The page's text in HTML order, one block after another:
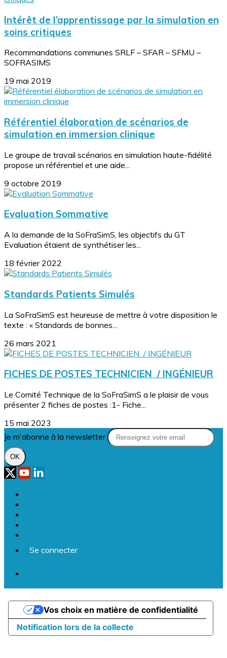
Intérêt de l’apprentissage par la simulation en
soins critiques
Recommandations communes SRLF – SFAR – SFMU –
SOFRASIMS
19 mai 2019
Référentiel élaboration de scénarios de
simulation en immersion clinique
Le groupe de travail scénarios en simulation haute-fidélité
propose un référentiel et une aide...
9 octobre 2019
Evaluation Sommative
A la demande de la SoFraSimS, les objectifs du GT
Evaluation étaient de synthétiser les...
18 février 2022
Standards Patients Simulés
La SoFraSimS est heureuse de mettre à votre disposition le
texte : « Standards de bonnes...
26 mars 2021
FICHES DE POSTES TECHNICIEN / INGÉNIEUR
Le Comité Technique de la SoFraSimS a le plaisir de vous
présenter 2 fiches de postes :1- Fiche...
15 mai 2023
Je m'abonne à la newsletter
OK
Se connecter
Notification lors de la collecte
Vos choix en matière de confidentialité